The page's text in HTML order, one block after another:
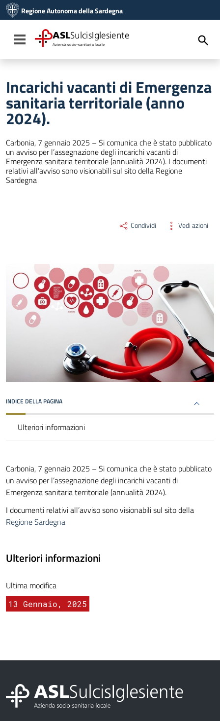
Vai al menu di navigazione
Vai al footer
Regione Autonoma della Sardegna
Toggle navigation
ASLSulcisIglesiente
Azienda socio-sanitaria locale
Incarichi vacanti di Emergenza
sanitaria territoriale (anno
2024).
Carbonia, 7 gennaio 2025 – Si comunica che è stato pubblicato
un avviso per l’assegnazione degli incarichi vacanti di
Emergenza sanitaria territoriale (annualità 2024). I documenti
relativi all’avviso sono visionabili sul sito della Regione
Sardegna
Condividi Vedi azioni
INDICE DELLA PAGINA
Ulteriori informazioni
Carbonia, 7 gennaio 2025 – Si comunica che è stato pubblicato
un avviso per l’assegnazione degli incarichi vacanti di
Emergenza sanitaria territoriale (annualità 2024).
I documenti relativi all’avviso sono visionabili sul sito della
Regione Sardegna
Ulteriori informazioni
Ultima modifica
13 Gennaio, 2025